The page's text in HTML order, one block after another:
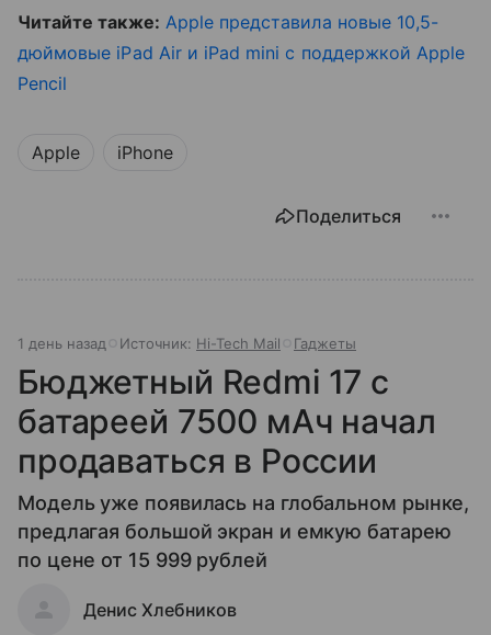
Читайте также: Apple представила новые 10,5-
дюймовые iPad Air и iPad mini с поддержкой Apple
Pencil
Apple iPhone
Поделиться
1 день назад Источник: Hi-Tech Mail Гаджеты
Бюджетный Redmi 17 с
батареей 7500 мАч начал
продаваться в России
Модель уже появилась на глобальном рынке,
предлагая большой экран и емкую батарею
по цене от 15 999 рублей
Денис Хлебников